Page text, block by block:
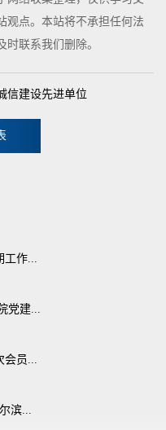
观点。本站将不承担任何法
联系我们删除。
信建设先进单位
作...
党建...
员...
滨...